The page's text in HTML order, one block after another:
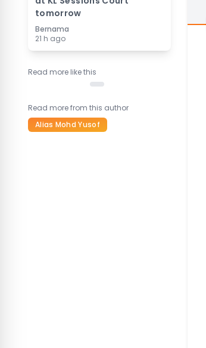
tomorrow
Bernama
21 h ago
Read more like this
Read more from this author
Alias Mohd Yusof